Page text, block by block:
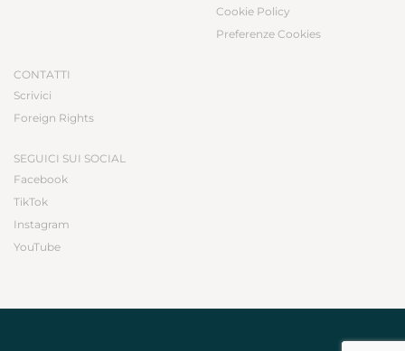
Cookie Policy
Preferenze Cookies
CONTATTI
Scrivici
Foreign Rights
SEGUICI SUI SOCIAL
Facebook
TikTok
Instagram
YouTube